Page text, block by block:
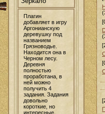
Плагин
добавляет в игру
Аргонианскую
деревушку под
названием
Грязноводье.
Находится она в
Черном лесу.
Деревня
полностью
проработана, в
ней можно
получить 4
задания. Задания
довольно
короткие, но
интересные.